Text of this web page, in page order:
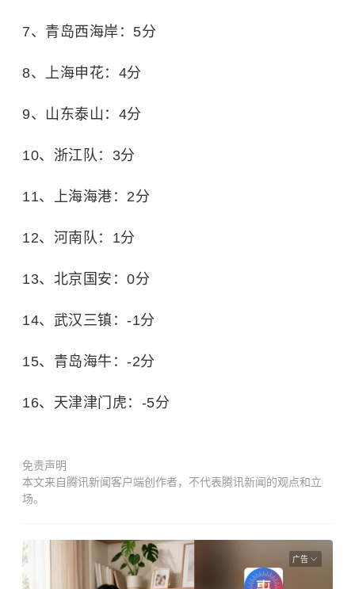
7、青岛西海岸：5分
8、上海申花：4分
9、山东泰山：4分
10、浙江队：3分
11、上海海港：2分
12、河南队：1分
13、北京国安：0分
14、武汉三镇：-1分
15、青岛海牛：-2分
16、天津津门虎：-5分
免责声明
本文来自腾讯新闻客户端创作者，不代表腾讯新闻的观点和立
场。
广告